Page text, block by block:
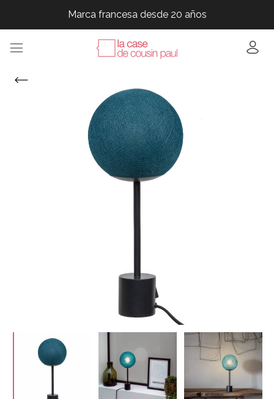
Marca francesa desde 20 años
Marca francesa desde 20 años
Marca francesa desde 20 años